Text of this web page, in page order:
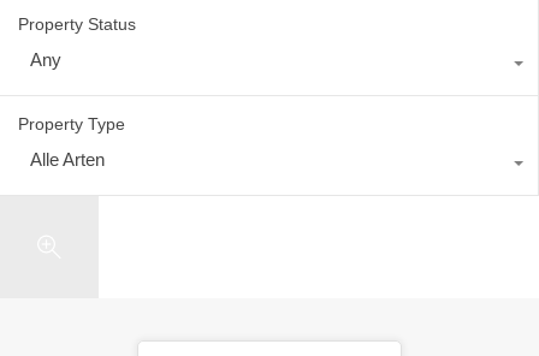
Property Status
Any
Property Type
Alle Arten